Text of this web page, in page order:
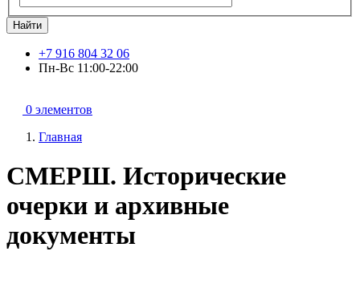
Найти
+7 916 804 32 06
Пн-Вс 11:00-22:00
0 элементов
Главная
СМЕРШ. Исторические
очерки и архивные
документы